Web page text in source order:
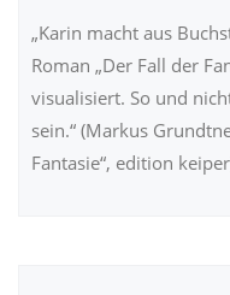
„Karin macht aus
Roman „Der Fall der
visualisiert. So und
sein.“ (Markus
Fantasie“, edition